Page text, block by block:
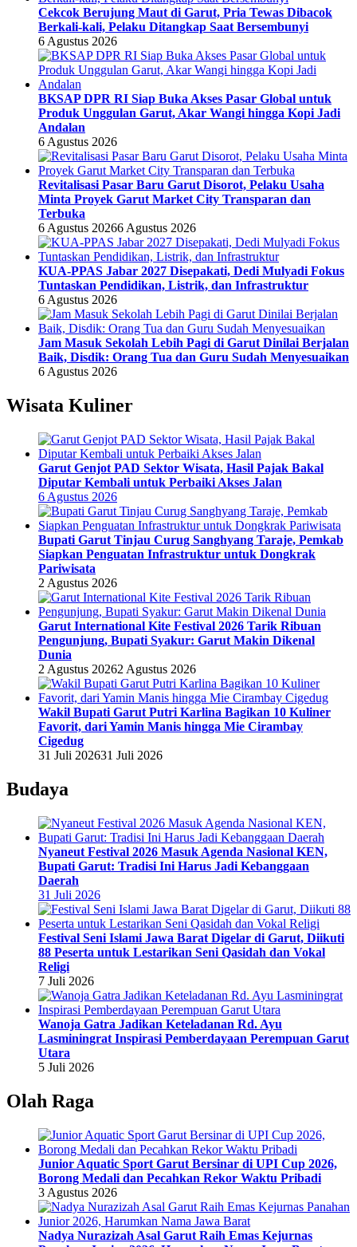
Cekcok Berujung Maut di Garut, Pria Tewas Dibacok
Berkali-kali, Pelaku Ditangkap Saat Bersembunyi
6 Agustus 2026
BKSAP DPR RI Siap Buka Akses Pasar Global untuk
Produk Unggulan Garut, Akar Wangi hingga Kopi Jadi
Andalan
6 Agustus 2026
Revitalisasi Pasar Baru Garut Disorot, Pelaku Usaha
Minta Proyek Garut Market City Transparan dan
Terbuka
6 Agustus 20266 Agustus 2026
KUA-PPAS Jabar 2027 Disepakati, Dedi Mulyadi Fokus
Tuntaskan Pendidikan, Listrik, dan Infrastruktur
6 Agustus 2026
Jam Masuk Sekolah Lebih Pagi di Garut Dinilai Berjalan
Baik, Disdik: Orang Tua dan Guru Sudah Menyesuaikan
6 Agustus 2026
Wisata Kuliner
Garut Genjot PAD Sektor Wisata, Hasil Pajak Bakal
Diputar Kembali untuk Perbaiki Akses Jalan
6 Agustus 2026
Bupati Garut Tinjau Curug Sanghyang Taraje, Pemkab
Siapkan Penguatan Infrastruktur untuk Dongkrak
Pariwisata
2 Agustus 2026
Garut International Kite Festival 2026 Tarik Ribuan
Pengunjung, Bupati Syakur: Garut Makin Dikenal
Dunia
2 Agustus 20262 Agustus 2026
Wakil Bupati Garut Putri Karlina Bagikan 10 Kuliner
Favorit, dari Yamin Manis hingga Mie Cirambay
Cigedug
31 Juli 202631 Juli 2026
Budaya
Nyaneut Festival 2026 Masuk Agenda Nasional KEN,
Bupati Garut: Tradisi Ini Harus Jadi Kebanggaan
Daerah
31 Juli 2026
Festival Seni Islami Jawa Barat Digelar di Garut, Diikuti
88 Peserta untuk Lestarikan Seni Qasidah dan Vokal
Religi
7 Juli 2026
Wanoja Gatra Jadikan Keteladanan Rd. Ayu
Lasminingrat Inspirasi Pemberdayaan Perempuan Garut
Utara
5 Juli 2026
Olah Raga
Junior Aquatic Sport Garut Bersinar di UPI Cup 2026,
Borong Medali dan Pecahkan Rekor Waktu Pribadi
3 Agustus 2026
Nadya Nurazizah Asal Garut Raih Emas Kejurnas